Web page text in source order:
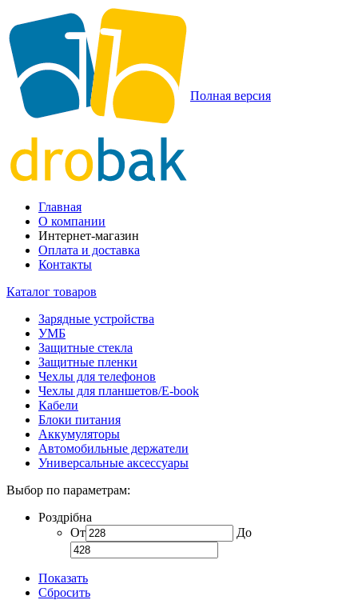
Полная версия
Главная
О компании
Интернет-магазин
Оплата и доставка
Контакты
Каталог товаров
Зарядные устройства
УМБ
Защитные стекла
Защитные пленки
Чехлы для телефонов
Чехлы для планшетов/E-book
Кабели
Блоки питания
Аккумуляторы
Автомобильные держатели
Универсальные аксессуары
Выбор по параметрам:
Роздрібна
От
До
Показать
Сбросить